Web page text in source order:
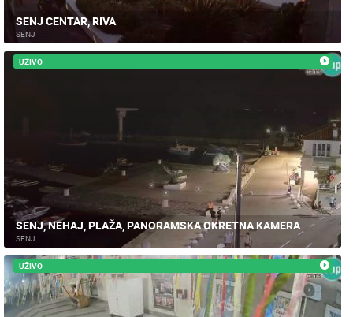
SENJ CENTAR, RIVA
SENJ
UŽIVO
SENJ, NEHAJ, PLAŽA, PANORAMSKA OKRETNA KAMERA
SENJ
UŽIVO